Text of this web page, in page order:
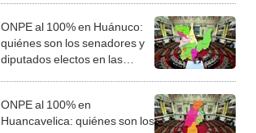
ONPE al 100% en Huánuco:
quiénes son los senadores y
diputados electos en las
ONPE al 100% en
Huancavelica: quiénes son los